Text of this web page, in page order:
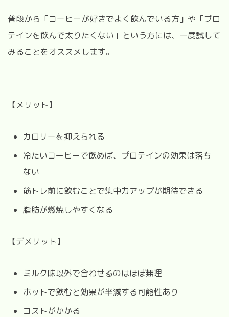
普段から「コーヒーが好きでよく飲んでいる方」や「プロ
テインを飲んで太りたくない」という方には、一度試して
みることをオススメします。
【メリット】
カロリーを抑えられる
冷たいコーヒーで飲めば、プロテインの効果は落ち
ない
筋トレ前に飲むことで集中力アップが期待できる
脂肪が燃焼しやすくなる
【デメリット】
ミルク味以外で合わせるのはほぼ無理
ホットで飲むと効果が半減する可能性あり
コストがかかる